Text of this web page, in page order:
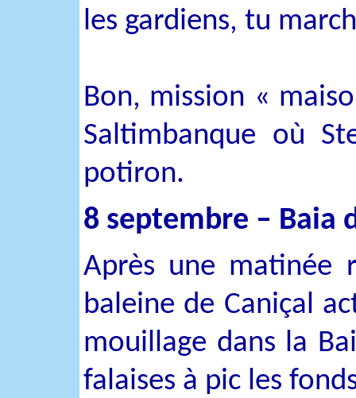
les gardiens, tu
Bon, mission «
Saltimbanque où
potiron.
8 septembre – Baia
Après une matinée
baleine de Caniçal
mouillage dans la
falaises à pic les